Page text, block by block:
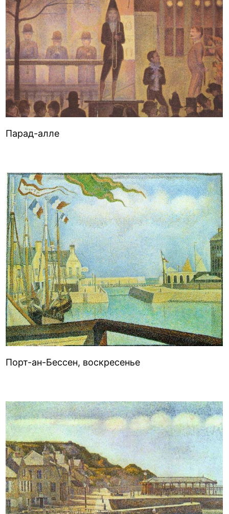
Парад-алле
Порт-ан-Бессен, воскресенье